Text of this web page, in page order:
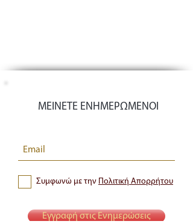
ΜΕΙΝΕΤΕ ΕΝΗΜΕΡΩΜΕΝΟΙ
Συμφωνώ με την Πολιτική Απορρήτου
Εγγραφή στις Ενημερώσεις